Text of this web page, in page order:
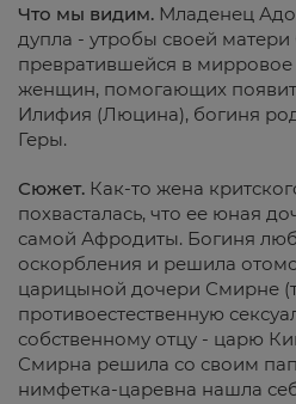
Что мы видим. Младенец
дупла - утробы своей
превратившейся в
женщин, помогающих
Илифия (Люцина), богиня
Геры.
Сюжет. Как-то жена
похвасталась, что ее юная
самой Афродиты. Богиня
оскорбления и решила
царицыной дочери Смирне
противоестественную
собственному отцу - царю
Смирна решила со своим
нимфетка-царевна нашла